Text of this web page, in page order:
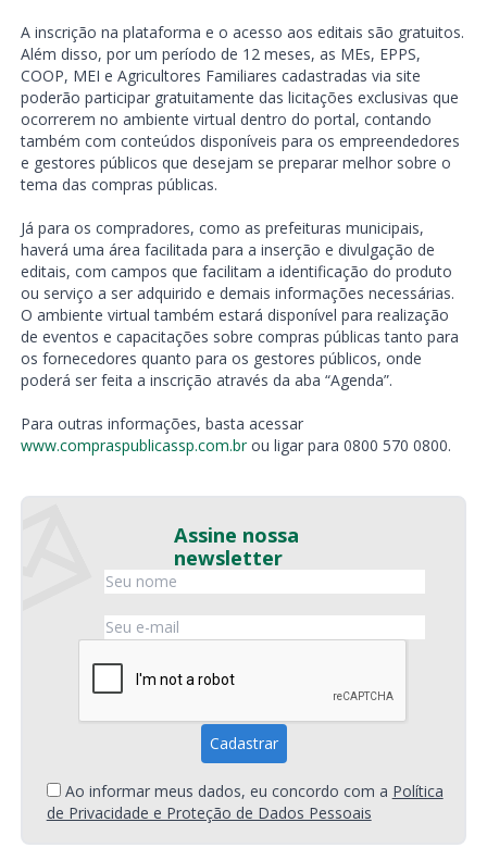
A inscrição na plataforma e o acesso aos editais são gratuitos.
Além disso, por um período de 12 meses, as MEs, EPPS,
COOP, MEI e Agricultores Familiares cadastradas via site
poderão participar gratuitamente das licitações exclusivas que
ocorrerem no ambiente virtual dentro do portal, contando
também com conteúdos disponíveis para os empreendedores
e gestores públicos que desejam se preparar melhor sobre o
tema das compras públicas.
Já para os compradores, como as prefeituras municipais,
haverá uma área facilitada para a inserção e divulgação de
editais, com campos que facilitam a identificação do produto
ou serviço a ser adquirido e demais informações necessárias.
O ambiente virtual também estará disponível para realização
de eventos e capacitações sobre compras públicas tanto para
os fornecedores quanto para os gestores públicos, onde
poderá ser feita a inscrição através da aba “Agenda”.
Para outras informações, basta acessar
www.compraspublicassp.com.brou ligar para 0800 570 0800.
Assine nossa
newsletter
Ao informar meus dados, eu concordo com a Política
de Privacidade e Proteção de Dados Pessoais